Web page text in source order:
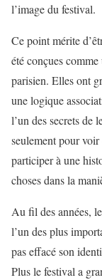
l’image du festival.
Ce point mérite
été conçues
parisien. Elles ont
une logique
l’un des secrets
seulement pour
participer à une
choses dans la
Au fil des années,
l’un des plus
pas effacé son
Plus le festival a